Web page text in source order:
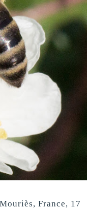
France, 17